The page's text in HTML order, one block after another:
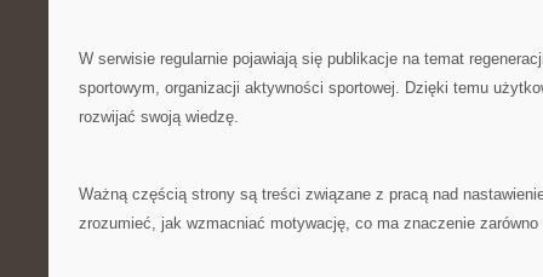
W serwisie regularnie pojawiają się publikacje na temat
sportowym, organizacji aktywności sportowej. Dzięki temu
rozwijać swoją wiedzę.
Ważną częścią strony są treści związane z pracą nad
zrozumieć, jak wzmacniać motywację, co ma znaczenie